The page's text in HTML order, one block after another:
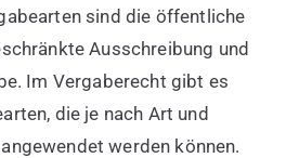
sind die öffentliche
Ausschreibung und
Im Vergaberecht gibt es
die je nach Art und
werden können.